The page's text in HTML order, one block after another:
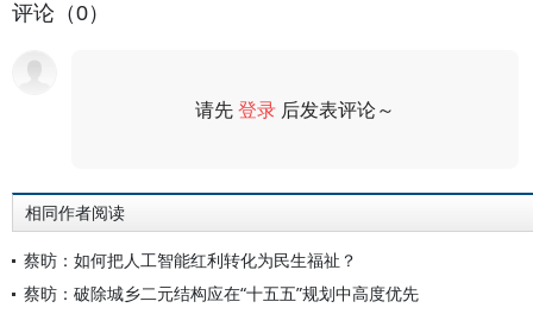
评论（0）
请先登录 后发表评论～
相同作者阅读
蔡昉：如何把人工智能红利转化为民生福祉？
蔡昉：破除城乡二元结构应在“十五五”规划中高度优先